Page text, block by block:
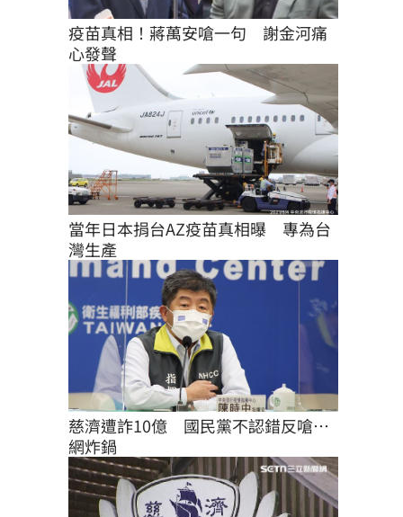
疫苗真相！蔣萬安嗆一句　謝金河痛
心發聲
當年日本捐台AZ疫苗真相曝　專為台
灣生產
慈濟遭詐10億　國民黨不認錯反嗆⋯
網炸鍋